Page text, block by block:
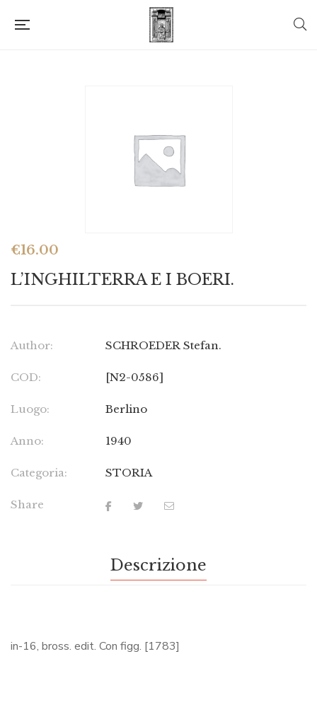
€16.00
L’INGHILTERRA E I BOERI.
Author: SCHROEDER Stefan.
COD: [N2-0586]
Luogo: Berlino
Anno: 1940
Categoria: STORIA
Share
Descrizione
in-16, bross. edit. Con figg. [1783]